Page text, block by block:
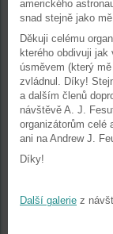
amerického
snad stejně jako
Děkuji celému
kterého obdivuji
úsměvem (který
zvládnul. Díky!
a dalším členů
návštěvě A. J.
organizátorům celé
ani na Andrew J.
Díky!
Další galerie z